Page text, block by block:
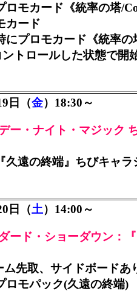
ロモカード《統率の塔/
カード
にプロモカード《統率の
トロールした状態で開
日（金）18:30～
ー・ナイト・マジック
久遠の終端』ちびキャ
日（土）14:00～
ード・ショーダウン：
ム先取、サイドボードあ
ロモパック(久遠の終端)